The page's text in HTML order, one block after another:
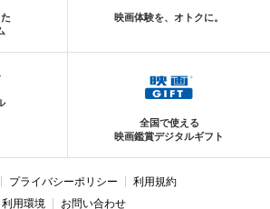
映画体験を、オトクに。
全国で使える
映画鑑賞デジタルギフト
プライバシーポリシー
利用規約
利用環境
お問い合わせ